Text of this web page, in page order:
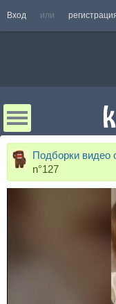
Вход или
Подборки видео
n°127